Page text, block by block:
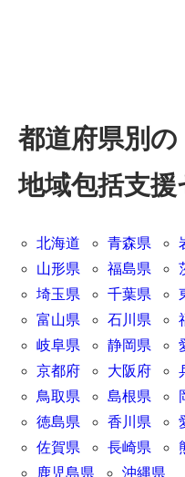
都道府県別の
地域包括支
北海道 青森県
山形県
福島県
埼玉県
千葉県
富山県
石川県
岐阜県
静岡県
京都府
大阪府
鳥取県
島根県
徳島県
香川県
佐賀県
長崎県
鹿児島県
沖縄県